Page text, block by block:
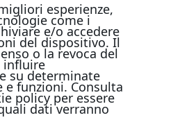
esperienze,
come i
e/o accedere
del dispositivo. Il
o la revoca del
influire
su determinate
e funzioni. Consulta
policy per essere
dati verranno